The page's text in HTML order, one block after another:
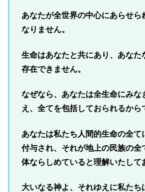
あなたが全世界の中心にあらせら
なりません。
生命はあなたと共にあり、あなた
存在できません。
なぜなら、あなたは全生命にみな
え、全てを包括しておられるから
あなたは私たち人間的生命の全て
付与され、それが地上の民族の全
体ならしめていると理解いたして
大いなる神よ、それゆえに私たち